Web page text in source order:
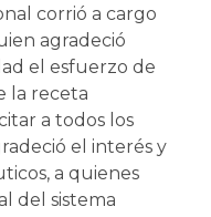
corrió a cargo
agradeció
el esfuerzo de
la receta
a todos los
el interés y
a quienes
del sistema